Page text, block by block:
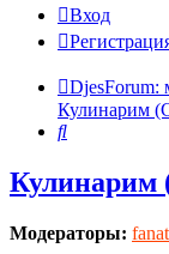
Вход
DjesForum:
Кулинарим
Поиск
Кулинарим
Модераторы: